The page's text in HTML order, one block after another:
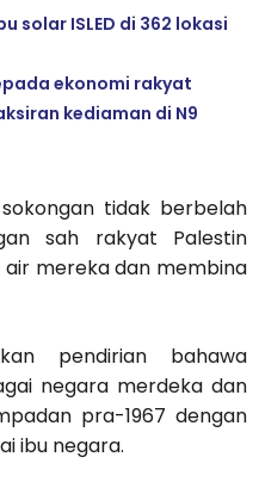
solar ISLED di 362 lokasi
ekonomi rakyat
kediaman di N9
tidak berbelah
sah rakyat Palestin
mereka dan membina
pendirian bahawa
negara merdeka dan
pra-1967 dengan
ibu negara.